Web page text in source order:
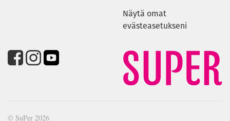
Näytä omat
evästeasetukseni
© SuPer 2026